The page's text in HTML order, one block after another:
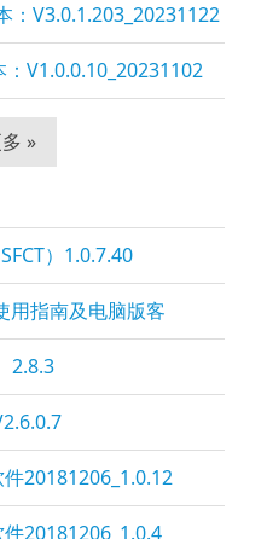
：V3.0.1.203_20231122
V1.0.0.10_20231102
»
）1.0.7.40
用指南及电脑版客
2.8.3
20181206_1.0.12
20181206_1.0.4